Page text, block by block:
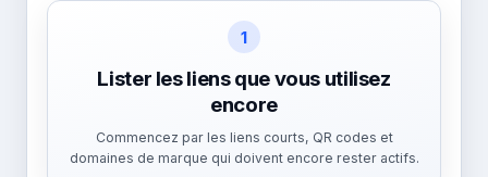
1
Lister les liens que vous utilisez
encore
Commencez par les liens courts, QR codes et
domaines de marque qui doivent encore rester actifs.